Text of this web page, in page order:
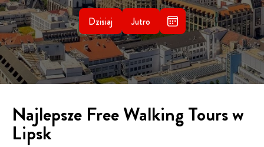
Dzisiaj Jutro
Najlepsze Free Walking Tours w
Lipsk